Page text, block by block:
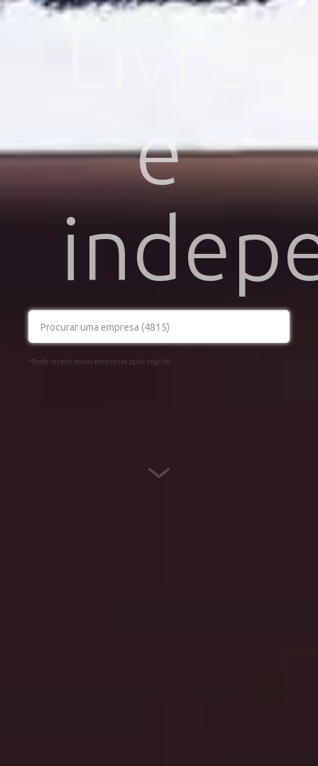
e
*Pode inserir novas empresas após registo